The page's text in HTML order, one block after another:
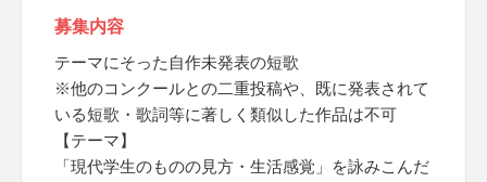
募集内容
テーマにそった自作未発表の短歌
※他のコンクールとの二重投稿や、既に発表されて
いる短歌・歌詞等に著しく類似した作品は不可
【テーマ】
「現代学生のものの見方・生活感覚」を詠みこんだ